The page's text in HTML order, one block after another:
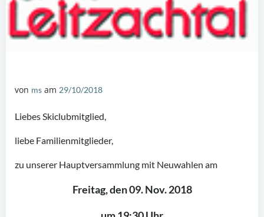
von ms am 29/10/2018
Liebes Skiclubmitglied,
liebe Familienmitglieder,
zu unserer Hauptversammlung mit Neuwahlen am
Freitag, den 09. Nov. 2018